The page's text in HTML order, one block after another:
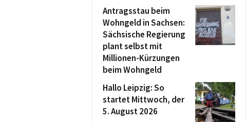
Antragsstau beim
Wohngeld in Sachsen:
Sächsische Regierung
plant selbst mit
Millionen-Kürzungen
beim Wohngeld
Hallo Leipzig: So
startet Mittwoch, der
5. August 2026